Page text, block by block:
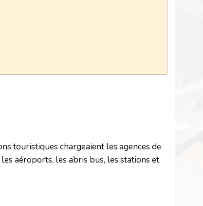
touristiques chargeaient les agences de
aéroports, les abris bus, les stations et